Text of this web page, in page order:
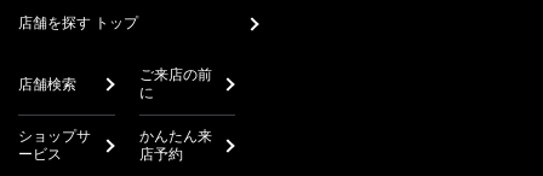
店舗を探す トップ
店舗検索
ご来店の前
に
ショップサ
ービス
かんたん来
店予約